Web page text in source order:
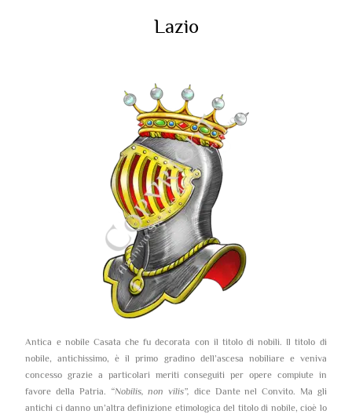
Lazio
Antica e nobile Casata che fu decorata con il titolo di nobili. Il titolo di
nobile, antichissimo, è il primo gradino dell’ascesa nobiliare e veniva
concesso grazie a particolari meriti conseguiti per opere compiute in
favore della Patria. “Nobilis, non vilis”, dice Dante nel Convito. Ma gli
antichi ci danno un’altra definizione etimologica del titolo di nobile, cioè lo